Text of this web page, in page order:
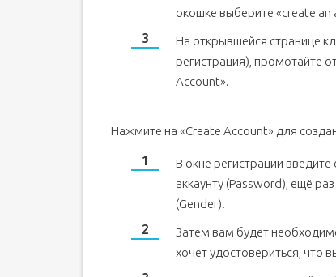
окошке выберите «create an
На открывшейся странице
регистрация), промотайте
Account».
Нажмите на «Create Account» для
В окне регистрации
аккаунту (Password), ещё
(Gender).
Затем вам будет
хочет удостовериться, что